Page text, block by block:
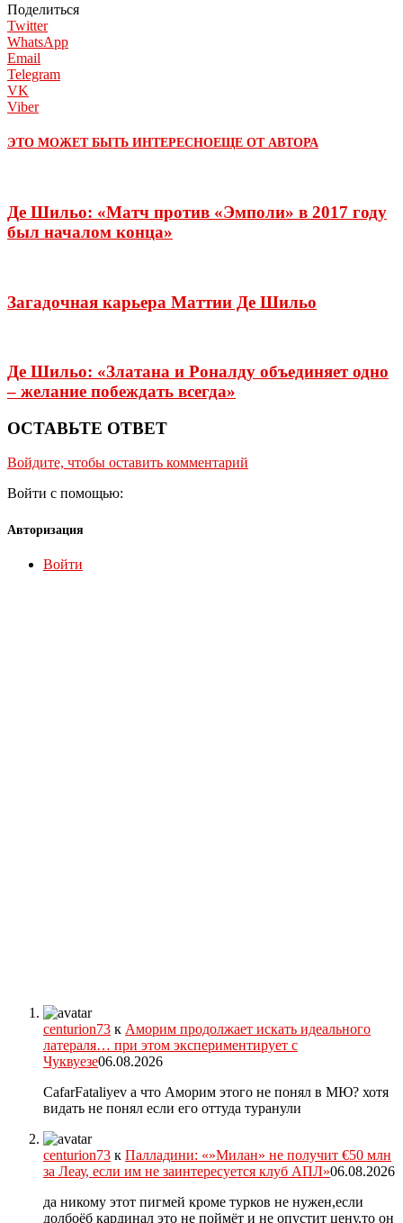
Поделиться
Twitter
WhatsApp
Email
Telegram
VK
Viber
ЭТО МОЖЕТ БЫТЬ ИНТЕРЕСНОЕЩЕ ОТ АВТОРА
Де Шильо: «Матч против «Эмполи» в 2017 году
был началом конца»
Загадочная карьера Маттии Де Шильо
Де Шильо: «Златана и Роналду объединяет одно
– желание побеждать всегда»
ОСТАВЬТЕ ОТВЕТ
Войдите, чтобы оставить комментарий
Войти с помощью:
Авторизация
Войти
centurion73 к Аморим продолжает искать идеального
латераля… при этом экспериментирует с
Чуквуезе06.08.2026
CafarFataliyev а что Аморим этого не понял в МЮ? хотя
видать не понял если его оттуда туранули
centurion73 к Палладини: «»Милан» не получит €50 млн
за Леау, если им не заинтересуется клуб АПЛ»06.08.2026
да никому этот пигмей кроме турков не нужен,если
долбоёб кардинал это не поймёт и не опустит цену,то он